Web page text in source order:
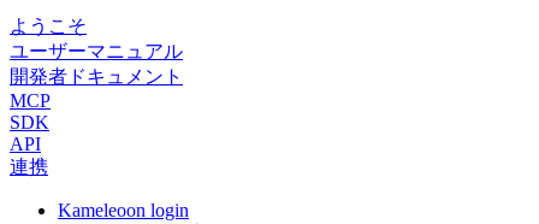
ようこそ
ユーザーマニュアル
開発者ドキュメント
MCP
SDK
API
連携
Kameleoon login